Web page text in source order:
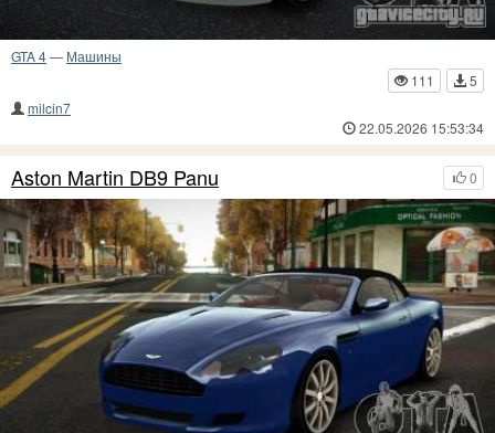
GTA 4— Машины
111
5
milcin7
22.05.2026 15:53:34
0
Aston Martin DB9 Panu